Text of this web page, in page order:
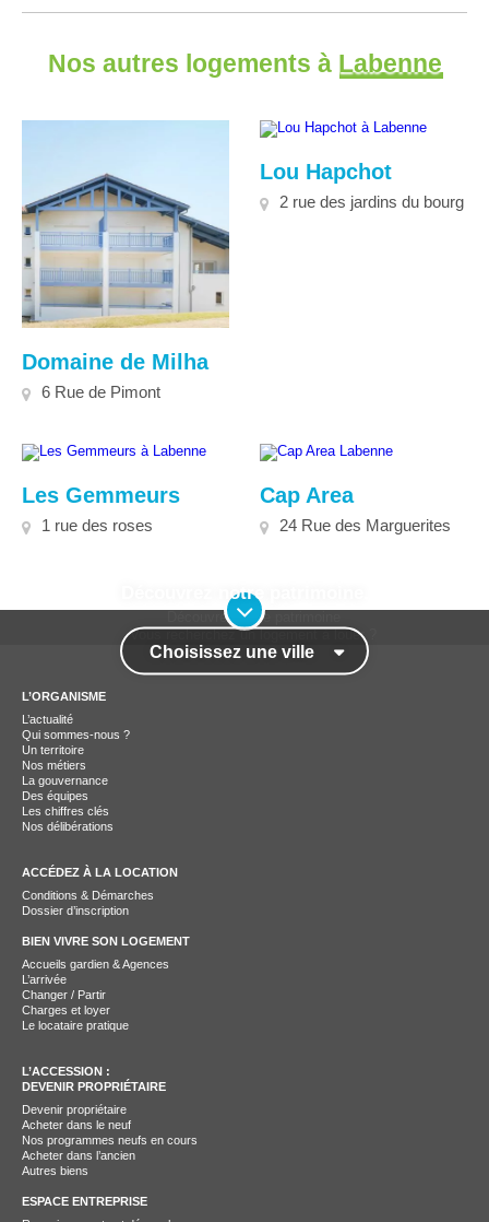
Nos autres logements à Labenne
Domaine de Milha
6 Rue de Pimont
Lou Hapchot
2 rue des jardins du bourg
Les Gemmeurs
1 rue des roses
Cap Area
24 Rue des Marguerites
Découvrez notre patrimoine.
Choisissez une ville
L’ORGANISME
L’actualité
Qui sommes-nous ?
Un territoire
Nos métiers
La gouvernance
Des équipes
Les chiffres clés
Nos délibérations
ACCÉDEZ À LA LOCATION
Conditions & Démarches
Dossier d’inscription
BIEN VIVRE SON LOGEMENT
Accueils gardien & Agences
L’arrivée
Changer / Partir
Charges et loyer
Le locataire pratique
L’ACCESSION :
DEVENIR PROPRIÉTAIRE
Devenir propriétaire
Acheter dans le neuf
Nos programmes neufs en cours
Acheter dans l’ancien
Autres biens
ESPACE ENTREPRISE